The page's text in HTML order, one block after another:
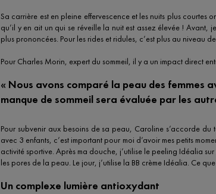
Sa carrière est en pleine effervescence et les nuits plus
qu’il y en ait un qui se réveille la nuit est assez élevée ! Avant,
plus prononcées. Pour les rides et ridules, c’est plus au niveau
Pour Charles Morin, expert du sommeil, il y a un impact direct
« Nous avons comparé la peau des femmes
manque de sommeil sera évaluée par les
Pour subvenir aux besoins de sa peau, Caroline s’accorde
avec 3 enfants, c’est important pour moi d’avoir mes petits
activité sportive. Après ma douche, j’utilise le peeling Idéalia
les pores de la peau. Le jour, j’utilise la BB crème Idéalia. Ce
Un complexe lumière antioxydant